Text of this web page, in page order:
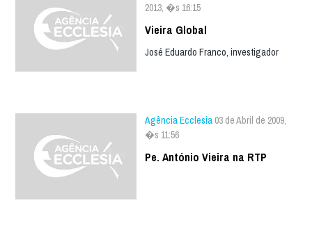
2013, �s 16:15
Vieira Global
José Eduardo Franco, investigador
Agência Ecclesia 03 de Abril de 2009,
�s 11:56
Pe. António Vieira na RTP